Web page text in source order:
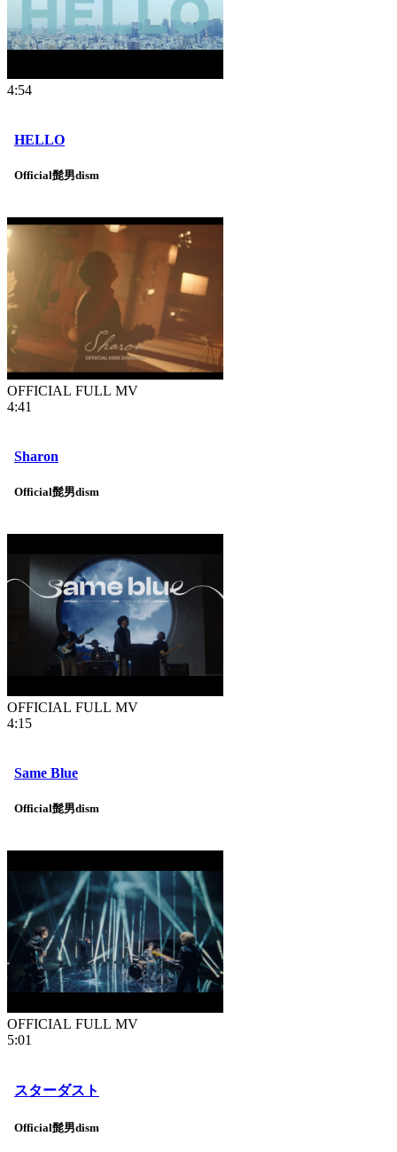
4:54
HELLO
Official髭男dism
OFFICIAL FULL MV
4:41
Sharon
Official髭男dism
OFFICIAL FULL MV
4:15
Same Blue
Official髭男dism
OFFICIAL FULL MV
5:01
スターダスト
Official髭男dism